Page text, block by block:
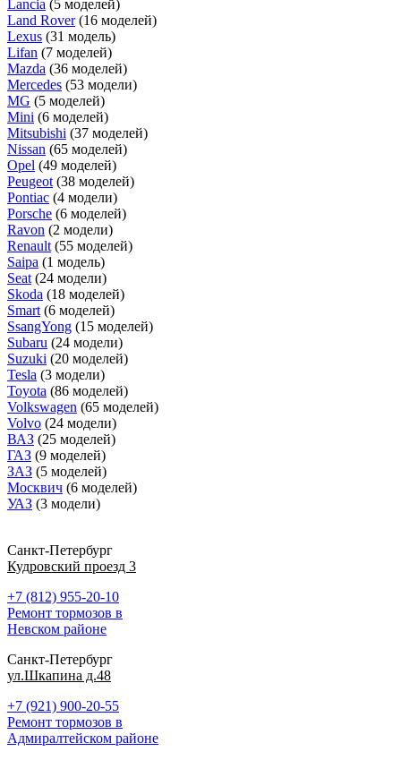
Lancia (5 моделей)
Land Rover (16 моделей)
Lexus (31 модель)
Lifan (7 моделей)
Mazda (36 моделей)
Mercedes (53 модели)
MG (5 моделей)
Mini (6 моделей)
Mitsubishi (37 моделей)
Nissan (65 моделей)
Opel (49 моделей)
Peugeot (38 моделей)
Pontiac (4 модели)
Porsche (6 моделей)
Ravon (2 модели)
Renault (55 моделей)
Saipa (1 модель)
Seat (24 модели)
Skoda (18 моделей)
Smart (6 моделей)
SsangYong (15 моделей)
Subaru (24 модели)
Suzuki (20 моделей)
Tesla (3 модели)
Toyota (86 моделей)
Volkswagen (65 моделей)
Volvo (24 модели)
ВАЗ (25 моделей)
ГАЗ (9 моделей)
ЗАЗ (5 моделей)
Москвич (6 моделей)
УАЗ (3 модели)
Санкт-Петербург
Кудровский проезд 3
+7 (812) 955-20-10
Ремонт тормозов в
Невском районе
Санкт-Петербург
ул.Шкапина д.48
+7 (921) 900-20-55
Ремонт тормозов в
Адмиралтейском районе